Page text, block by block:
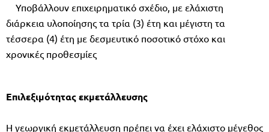
Υποβάλλουν επιχειρηµατικό σχέδιο, µε ελάχιστη
διάρκεια υλοποίησης τα τρία (3) έτη και µέγιστη τα
τέσσερα (4) έτη µε δεσµευτικό ποσοτικό στόχο και
χρονικές προθεσµίες
Επιλεξιµότητας εκµετάλλευσης
Η γεωργική εκµετάλλευση πρέπει να έχει ελάχιστο µέγεθος